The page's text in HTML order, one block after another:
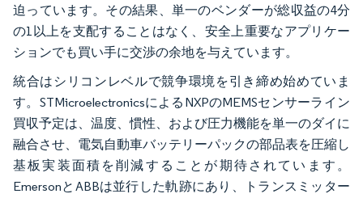
迫っています。その結果、単一のベンダーが総収益の4分
の1以上を支配することはなく、安全上重要なアプリケー
ションでも買い手に交渉の余地を与えています。
統合はシリコンレベルで競争環境を引き締め始めていま
す。STMicroelectronicsによるNXPのMEMSセンサーライン
買収予定は、温度、慣性、および圧力機能を単一のダイに
融合させ、電気自動車バッテリーパックの部品表を圧縮し
基板実装面積を削減することが期待されています。
EmersonとABBは並行した軌跡にあり、トランスミッター